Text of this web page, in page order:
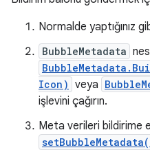
Normalde yaptığınız
BubbleMetadata
Icon) veya
işlevini çağırın.
Meta verileri bildirime